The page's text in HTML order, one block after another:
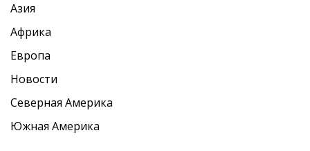
Азия
Африка
Европа
Новости
Северная Америка
Южная Америка